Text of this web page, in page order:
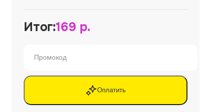
Итог:169 р.
Оплатить